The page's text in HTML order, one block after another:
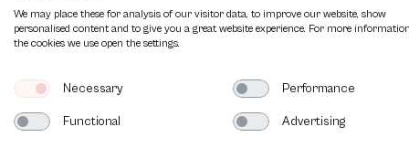
Vos idées sont les bienvenues !
Nous souhaitons poursuivre notre
clients et de nos associés. Si vous
Envoyez un courriel à flow@vapo.nl
We may place these for analysis of our visitor data, to improve our website, show
personalised content and to give you a great website experience. For more
the cookies we use open the settings.
Necessary Performance
Functional Advertising